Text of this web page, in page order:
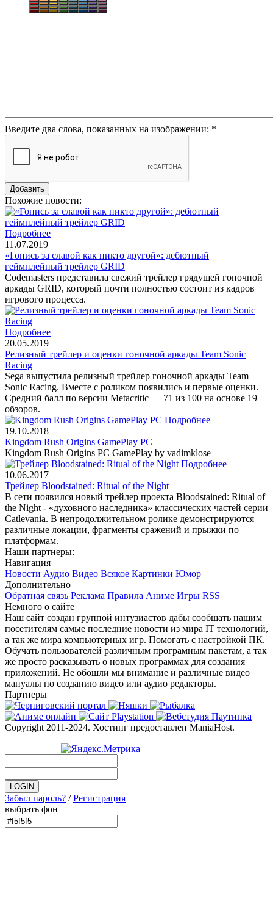
Введите два слова, показанных на изображении: *
Похожие новости:
Подробнее
11.07.2019
«Гонись за славой как никто другой»: дебютный
геймплейный трейлер GRID
Codemasters представила свежий трейлер грядущей гоночной
аркады GRID, который почти полностью состоит из кадров
игрового процесса.
Подробнее
20.05.2019
Релизный трейлер и оценки гоночной аркады Team Sonic
Racing
Sega выпустила релизный трейлер гоночной аркады Team
Sonic Racing. Вместе с роликом появились и первые оценки.
Средний балл по версии Metacritic — 71 из 100 на основе 19
обзоров.
Подробнее
19.10.2018
Kingdom Rush Origins GamePlay PC
Kingdom Rush Origins PC GamePlay by vadimklose
Подробнее
10.06.2017
Трейлер Bloodstained: Ritual of the Night
В сети появился новый трейлер проекта Bloodstained: Ritual of
the Night - «духовного наследника» классических частей серии
Catlevania. В непродолжительном ролике демонстрируются
различные локации, фрагменты сражений и прыжки по
платформам.
Наши партнеры:
Навигация
Новости Аудио Видео Всякое Картинки Юмор
Дополнительно
Обратная связь Реклама Правила Аниме Игры RSS
Немного о сайте
Наш сайт создан группой интузиастов дабы сообщать нашим
посетителям самые последние новости из мира IT технологий,
а так же мира компьютерных игр. Помогать с настройкой ПК.
Обучать пользователей различным програмным пакетам, а так
же просто расказывать о новых программах для создания
приложений. Не обошли мы внимание и различные видео
мануалы по созданию видео или аудио редакторы.
Партнеры
Copyright 2011-2024. Хостинг предоставлен ManiaHost.
Забыл пароль? /Регистрация
выбрать фон